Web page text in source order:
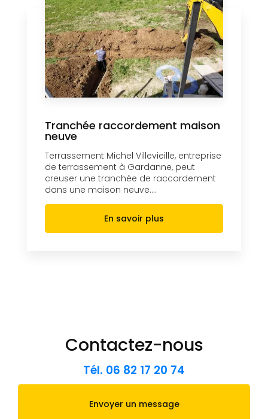
Tranchée raccordement maison
neuve
Terrassement Michel Villevieille, entreprise
de terrassement à Gardanne, peut
creuser une tranchée de raccordement
dans une maison neuve....
En savoir plus
Contactez-nous
Tél. 06 82 17 20 74
Envoyer un message